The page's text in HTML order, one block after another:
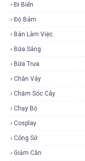
Đi Biển
Độ Bám
Bàn Làm Việc
Bữa Sáng
Bữa Trưa
Chân Váy
Chăm Sóc Cây
Chạy Bộ
Cosplay
Công Sở
Giảm Cân